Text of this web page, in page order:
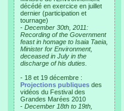
décédé en exercice en juillet
dernier (participation et
tournage)
- December 30th, 2011:
Recording of the Government
feast in homage to Isaia Taeia,
Minister for Environment,
deceased in July in the
discharge of his duties.
- 18 et 19 décembre :
Projections publiques des
vidéos du Festival des
Grandes Marées 2010
- December 18th to 19th,